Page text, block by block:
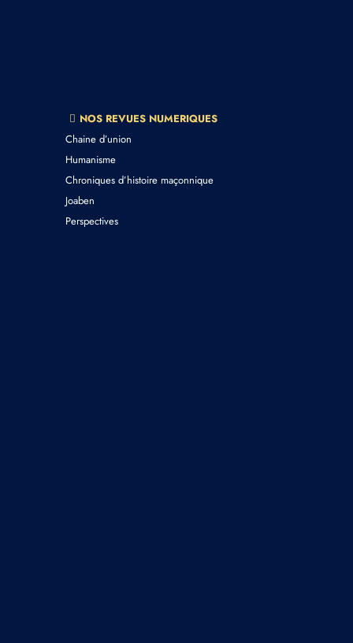
NOS REVUES NUMERIQUES
Chaine d’union
Humanisme
Chroniques d’histoire maçonnique
Joaben
Perspectives